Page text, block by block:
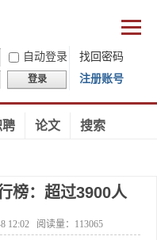
自动登录
找回密码
登录 注册账号
论文 搜索
榜：超过3900人
12:02 阅读量： 113065